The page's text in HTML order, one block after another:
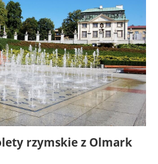
rzymskie z Olmark